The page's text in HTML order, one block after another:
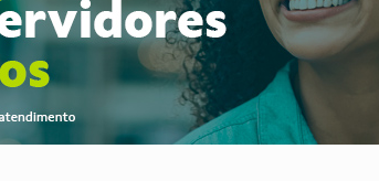
criminosa é preso durante operação
DAS ELEIÇÕES: SEATER/RO
edição da feira começa nesta quinta-feira (6)
de novos servidores reforça equipes do